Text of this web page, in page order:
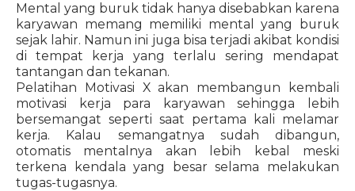
Mental yang buruk tidak hanya disebabkan karena
karyawan memang memiliki mental yang buruk
sejak lahir. Namun ini juga bisa terjadi akibat kondisi
di tempat kerja yang terlalu sering mendapat
tantangan dan tekanan.
Pelatihan Motivasi X akan membangun kembali
motivasi kerja para karyawan sehingga lebih
bersemangat seperti saat pertama kali melamar
kerja. Kalau semangatnya sudah dibangun,
otomatis mentalnya akan lebih kebal meski
terkena kendala yang besar selama melakukan
tugas-tugasnya.